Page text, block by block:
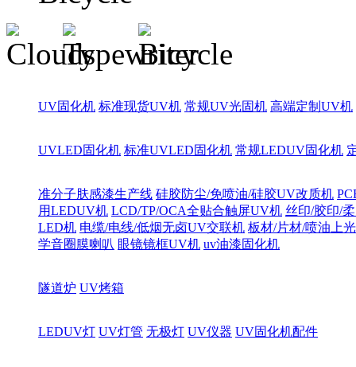
UV固化机 标准现货UV机 常规UV光固机 高端定制UV机
UVLED固化机 标准UVLED固化机 常规LEDUV固化机
准分子肤感漆生产线 硅胶防尘/免喷油/硅胶UV改质机
用LEDUV机 LCD/TP/OCA全贴合触屏UV机 丝印/胶印/
LED机 电缆/电线/低烟无卤UV交联机 板材/片材/喷油上
学音圈膜喇叭 眼镜镜框UV机 uv油漆固化机
隧道炉 UV烤箱
LEDUV灯 UV灯管 无极灯 UV仪器 UV固化机配件